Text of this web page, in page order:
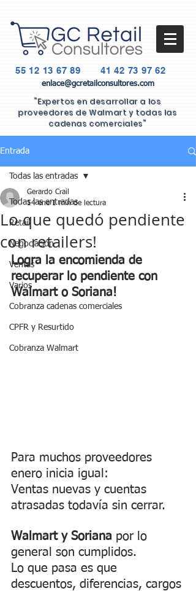
55 12 13 67 89 41 42 73 97 62
enlace@gcretailconsultores.com
"Expertos en desarrollar a los
proveedores de Walmart y todas las
cadenas comerciales"
Entrada
Todas las entradas
Retail
Negociación
Ventas
Varios
Cobranza cadenas comerciales
CPFR y Resurtido
Cobranza Walmart
Todas las entradas
Lo que quedó pendiente
con retailers!
Gerardo Crail
14 ene 1 min de lectura
Logra la encomienda de
recuperar lo pendiente con
Walmart o Soriana!
Para muchos proveedores
enero inicia igual:
Ventas nuevas y cuentas
atrasadas todavía sin cerrar.
Walmart y Soriana por lo
general son cumplidos.
Lo que pasa es que
descuentos, diferencias, cargos